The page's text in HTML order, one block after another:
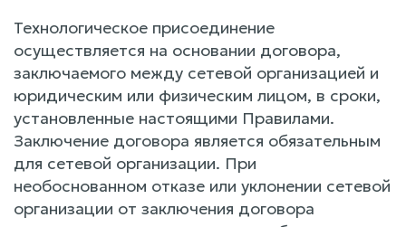
Технологическое присоединение
осуществляется на основании договора,
заключаемого между сетевой организацией и
юридическим или физическим лицом, в сроки,
установленные настоящими Правилами.
Заключение договора является обязательным
для сетевой организации. При
необоснованном отказе или уклонении сетевой
организации от заключения договора